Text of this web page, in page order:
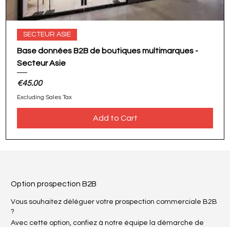
SECTEUR ASIE
Base données B2B de boutiques multimarques -
Secteur Asie
Price
€45.00
Excluding Sales Tax
Add to Cart
Vous souhaitez déléguer votre prospection commerciale B2B
?
Avec cette option, confiez à notre équipe la démarche de
Option prospection B2B